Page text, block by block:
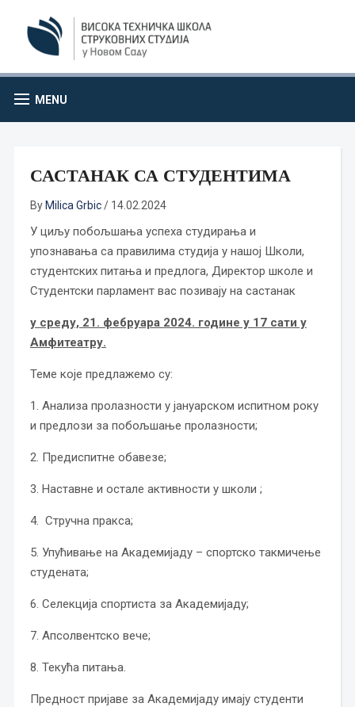
MENU
САСТАНАК СА СТУДЕНТИМА
By Milica Grbic/ 14.02.2024
У циљу побољшања успеха студирања и
упознавања са правилима студија у нашој Школи,
студентских питања и предлога, Директор школе и
Студентски парламент вас позивају на састанак
у среду, 21. фебруара 2024. године у 17 сати у
Амфитеатру.
Теме које предлажемо су:
1. Анализа пролазности у јануарском испитном року
и предлози за побољшање пролазности;
2. Предиспитне обавезе;
3. Наставне и остале активности у школи ;
4. Стручна пракса;
5. Упућивање на Академијаду – спортско такмичење
студената;
6. Селекција спортиста за Академијаду;
7. Апсолвентско вече;
8. Текућа питања.
Предност пријаве за Академијаду имају студенти